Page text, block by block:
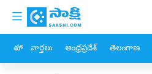
Skip to main content
custom menu
హోం వార్తలు ఆంధ్రప్రదేశ్ తెలంగాణ